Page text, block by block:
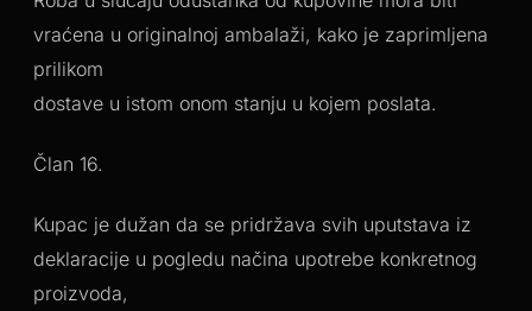
vraćena u originalnoj ambalaži, kako je zaprimljena
prilikom
dostave u istom onom stanju u kojem poslata.
Član 16.
Kupac je dužan da se pridržava svih uputstava iz
deklaracije u pogledu načina upotrebe konkretnog
proizvoda,